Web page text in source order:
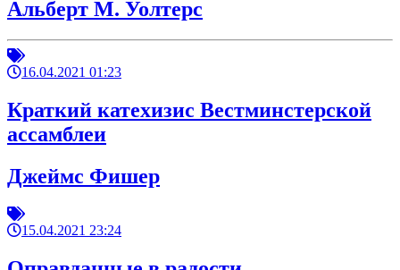
Альберт М. Уолтерс
16.04.2021 01:23
Краткий катехизис Вестминстерской
ассамблеи
Джеймс Фишер
15.04.2021 23:24